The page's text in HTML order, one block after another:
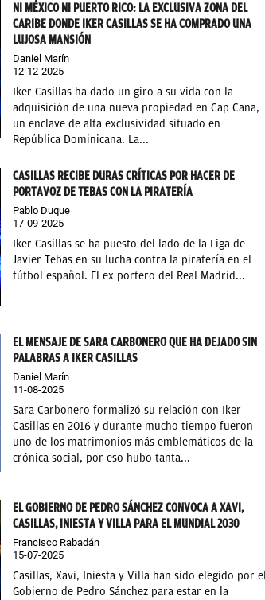
NI MÉXICO NI PUERTO RICO: LA EXCLUSIVA ZONA DEL
CARIBE DONDE IKER CASILLAS SE HA COMPRADO UNA
LUJOSA MANSIÓN
Daniel Marín
12-12-2025
Iker Casillas ha dado un giro a su vida con la
adquisición de una nueva propiedad en Cap Cana,
un enclave de alta exclusividad situado en
República Dominicana. La...
CASILLAS RECIBE DURAS CRÍTICAS POR HACER DE
PORTAVOZ DE TEBAS CON LA PIRATERÍA
Pablo Duque
17-09-2025
Iker Casillas se ha puesto del lado de la Liga de
Javier Tebas en su lucha contra la piratería en el
fútbol español. El ex portero del Real Madrid...
EL MENSAJE DE SARA CARBONERO QUE HA DEJADO SIN
PALABRAS A IKER CASILLAS
Daniel Marín
11-08-2025
Sara Carbonero formalizó su relación con Iker
Casillas en 2016 y durante mucho tiempo fueron
uno de los matrimonios más emblemáticos de la
crónica social, por eso hubo tanta...
EL GOBIERNO DE PEDRO SÁNCHEZ CONVOCA A XAVI,
CASILLAS, INIESTA Y VILLA PARA EL MUNDIAL 2030
Francisco Rabadán
15-07-2025
Casillas, Xavi, Iniesta y Villa han sido elegido por el
Gobierno de Pedro Sánchez para estar en la